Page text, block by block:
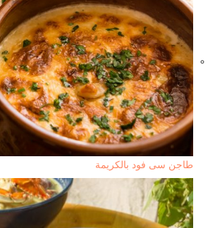
طاجن سى فود بالكريمة